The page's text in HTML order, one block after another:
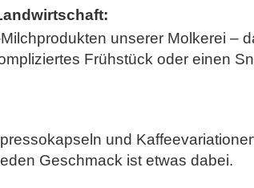
unserer Molkerei –
Frühstück oder einen
und
Geschmack ist etwas dabei.